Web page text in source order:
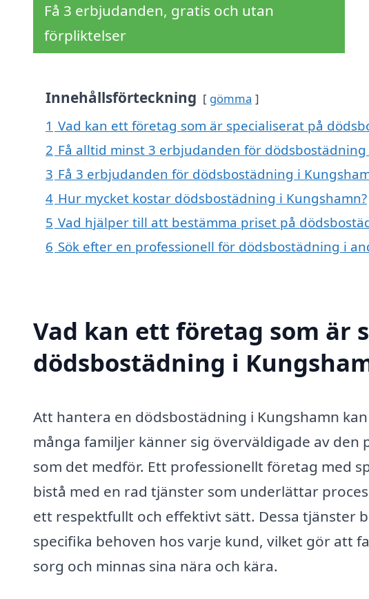
Få 3 erbjudanden, gratis och utan
förpliktelser
Innehållsförteckning gömma
1 Vad kan ett företag som är specialiserat på
2 Få alltid minst 3 erbjudanden för dödsbostädning
3 Få 3 erbjudanden för dödsbostädning i
4 Hur mycket kostar dödsbostädning i Kungshamn?
5 Vad hjälper till att bestämma priset på
6 Sök efter en professionell för dödsbostädning i
Vad kan ett företag som är
dödsbostädning i
Att hantera en dödsbostädning i Kungshamn
många familjer känner sig överväldigade av den
som det medför. Ett professionellt företag med
bistå med en rad tjänster som underlättar
ett respektfullt och effektivt sätt. Dessa tjänster
specifika behoven hos varje kund, vilket gör att
sorg och minnas sina nära och kära.